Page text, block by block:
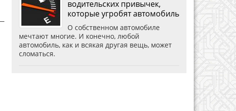
водительских привычек,
которые угробят автомобиль
О собственном автомобиле
мечтают многие. И конечно, любой
автомобиль, как и всякая другая вещь, может
сломаться.